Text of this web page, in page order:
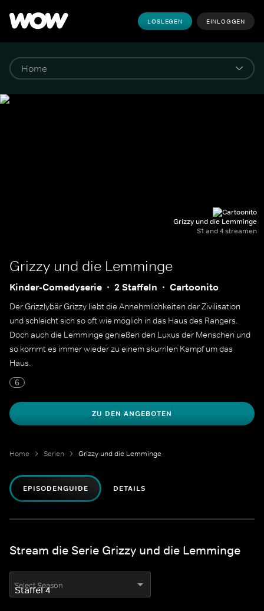
LOSLEGEN EINLOGGEN
Grizzy und die Lemminge
S1 and 4 streamen
Grizzy und die Lemminge
Kinder-Comedyserie 2 Staffeln Cartoonito
Der Grizzlybär Grizzy liebt die Annehmlichkeiten der Zivilisation
und schleicht sich so oft wie möglich in das Haus des Rangers.
Doch auch die Lemminge genießen den Luxus der Menschen und
so kommt es immer wieder zu einem skurrilen Kampf um das
Haus.
6
ZU DEN ANGEBOTEN
Home Serien Grizzy und die Lemminge
EPISODENGUIDE DETAILS
Stream die Serie Grizzy und die Lemminge
Select Season